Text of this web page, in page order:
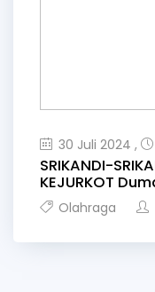
30 Juli 2024 ,
SRIKANDI-
KEJURKOT
Olahraga